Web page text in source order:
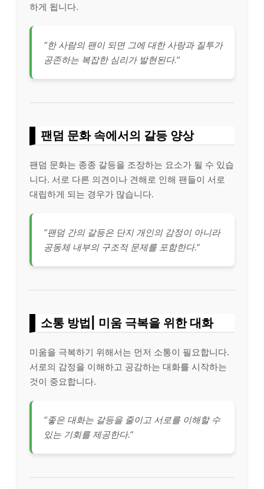
하게 됩니다.
“한 사람의 팬이 되면 그에 대한 사랑과 질투가
공존하는 복잡한 심리가 발현된다.”
팬덤 문화 속에서의 갈등 양상
팬덤 문화는 종종 갈등을 조장하는 요소가 될 수 있습
니다. 서로 다른 의견이나 견해로 인해 팬들이 서로
대립하게 되는 경우가 많습니다.
“팬덤 간의 갈등은 단지 개인의 감정이 아니라
공동체 내부의 구조적 문제를 포함한다.”
소통 방법| 미움 극복을 위한 대화
미움을 극복하기 위해서는 먼저 소통이 필요합니다.
서로의 감정을 이해하고 공감하는 대화를 시작하는
것이 중요합니다.
“좋은 대화는 갈등을 줄이고 서로를 이해할 수
있는 기회를 제공한다.”